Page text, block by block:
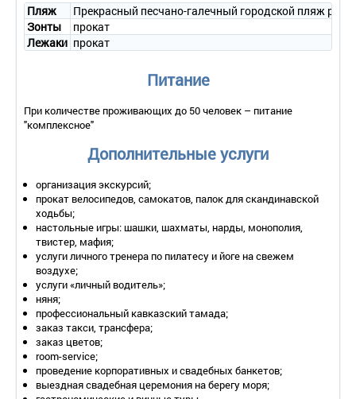
- уборка номера – ежедневно;
- смена белья – 1 раз в 3 дня;
- смена полотенец – ежедневно.
• Количество номеров – 36.
• Дополнительное место – нет.
• Площадь – 28 кв.м.
чудесный вид на парк, море, город.
• Мебель – две односпальные или одна двуспальная кровать,
прикроватная тумбочка, туалетный столик с зеркалом,
тумбочка под телевизор, шкаф.
• Оборудование – телевизор, холодильник, кондиционер,
сейф, телефон.
• Покрытие пола – ковровое покрытие.
• Санузел – умывальник с зеркалом, унитаз, душевая кабина,
фен, полотенца, косметические принадлежности.
• Wi-Fi.
• Сервис:
- уборка номера – ежедневно;
- смена белья – 1 раз в 3 дня;
- смена полотенец – ежедневно.
2-местный 1-комнатный «Делюкс» с балконом и видом на
бассейн
• Количество номеров – 1 (роскошный номер на 6 этаже с
Пляж
Прекрасный песчано-галечный городской пляж
Зонты
прокат
Лежаки прокат
Питание
При количестве проживающих до 50 человек – питание
"комплексное"
Дополнительные услуги
организация экскурсий;
прокат велосипедов, самокатов, палок для скандинавской
ходьбы;
настольные игры: шашки, шахматы, нарды, монополия,
твистер, мафия;
услуги личного тренера по пилатесу и йоге на свежем
воздухе;
услуги «личный водитель»;
няня;
профессиональный кавказский тамада;
заказ такси, трансфера;
заказ цветов;
room-service;
проведение корпоративных и свадебных банкетов;
выездная свадебная церемония на берегу моря;